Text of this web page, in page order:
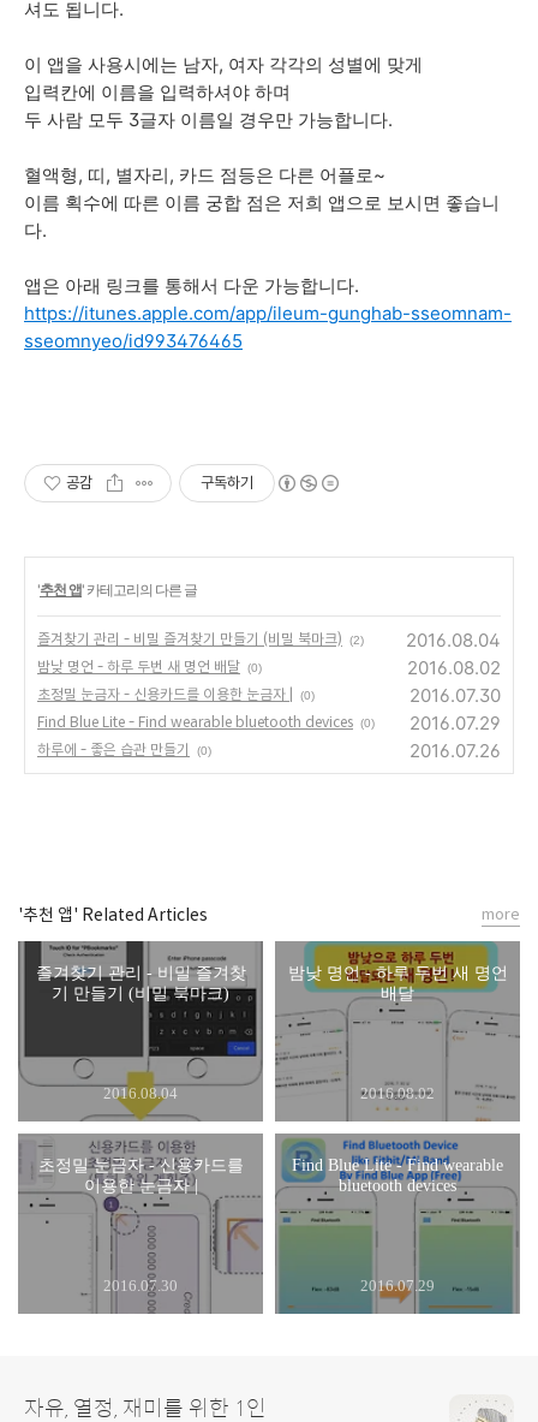
셔도 됩니다.
이 앱을 사용시에는 남자, 여자 각각의 성별에 맞게
입력칸에 이름을 입력하셔야 하며
두 사람 모두 3글자 이름일 경우만 가능합니다.
혈액형, 띠, 별자리, 카드 점등은 다른 어플로~
이름 획수에 따른 이름 궁합 점은 저희 앱으로 보시면 좋습니
다.
앱은 아래 링크를 통해서 다운 가능합니다.
https://itunes.apple.com/app/ileum-gunghab-sseomnam-
sseomnyeo/id993476465
공감 구독하기
'추천 앱' 카테고리의 다른 글
즐겨찾기 관리 - 비밀 즐겨찾기 만들기 (비밀 북마크) (2) 2016.08.04
밤낮 명언 - 하루 두번 새 명언 배달 (0) 2016.08.02
초정밀 눈금자 - 신용카드를 이용한 눈금자 | (0) 2016.07.30
Find Blue Lite - Find wearable bluetooth devices (0) 2016.07.29
하루에 - 좋은 습관 만들기 (0) 2016.07.26
'추천 앱' Related Articles
즐겨찾기 관리 - 비밀 즐겨찾
기 만들기 (비밀 북마크)
2016.08.04
밤낮 명언 - 하루 두번 새 명언
배달
2016.08.02
초정밀 눈금자 - 신용카드를
이용한 눈금자 |
2016.07.30
Find Blue Lite - Find wearable
bluetooth devices
2016.07.29
more
자유, 열정, 재미를 위한 1인